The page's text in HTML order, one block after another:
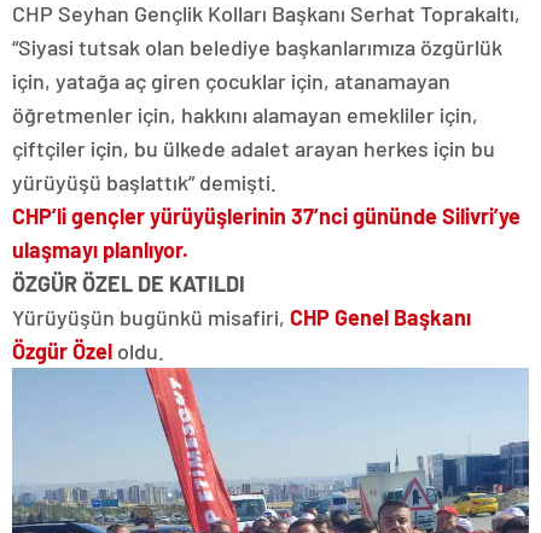
CHP Seyhan Gençlik Kolları Başkanı Serhat Toprakaltı,
“Siyasi tutsak olan belediye başkanlarımıza özgürlük
için, yatağa aç giren çocuklar için, atanamayan
öğretmenler için, hakkını alamayan emekliler için,
çiftçiler için, bu ülkede adalet arayan herkes için bu
yürüyüşü başlattık” demişti.
CHP’li gençler yürüyüşlerinin 37’nci gününde Silivri’ye
ulaşmayı planlıyor.
ÖZGÜR ÖZEL DE KATILDI
Yürüyüşün bugünkü misafiri, CHP Genel Başkanı
Özgür Özel oldu.